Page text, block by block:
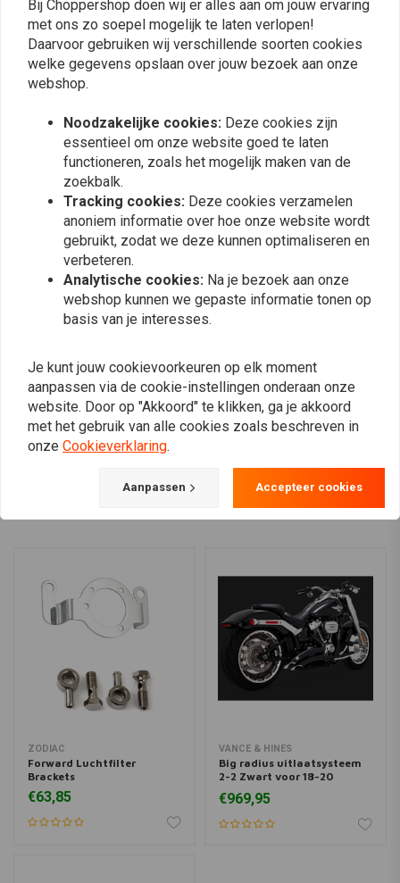
Vergelijkbare producten
Bagagerek - Solo zit
€76,22 €55,94
ZODIAC
Forward Luchtfilter
Brackets
€63,85
VANCE & HINES
Big radius uitlaatsysteem
2-2 Zwart voor 18-20
€969,95
Bij Choppershop doen wij er alles aan om jouw ervaring
met ons zo soepel mogelijk te laten verlopen!
Daarvoor gebruiken wij verschillende soorten cookies
welke gegevens opslaan over jouw bezoek aan onze
webshop.
Noodzakelijke cookies: Deze cookies zijn
essentieel om onze website goed te laten
functioneren, zoals het mogelijk maken van de
zoekbalk.
Tracking cookies: Deze cookies verzamelen
anoniem informatie over hoe onze website wordt
gebruikt, zodat we deze kunnen optimaliseren en
verbeteren.
Analytische cookies: Na je bezoek aan onze
webshop kunnen we gepaste informatie tonen op
basis van je interesses.
Je kunt jouw cookievoorkeuren op elk moment
aanpassen via de cookie-instellingen onderaan onze
website. Door op "Akkoord" te klikken, ga je akkoord
met het gebruik van alle cookies zoals beschreven in
onze Cookieverklaring.
Aanpassen Accepteer cookies